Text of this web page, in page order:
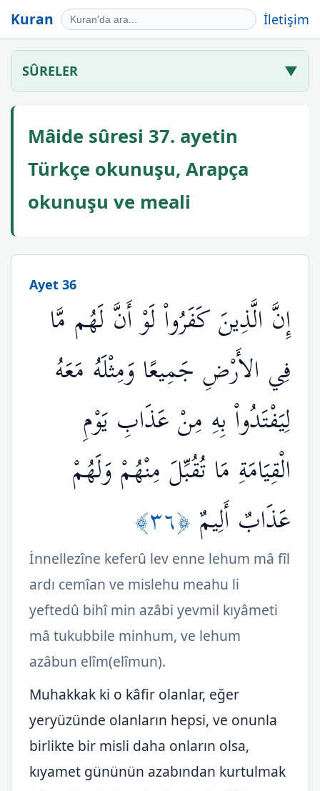
Kuran İletişim
SÛRELER ▼
Mâide sûresi 37. ayetin
Türkçe okunuşu, Arapça
okunuşu ve meali
Ayet 36
إِنَّ الَّذِينَ كَفَرُواْ لَوْ أَنَّ لَهُم مَّا
فِي الأَرْضِ جَمِيعًا وَمِثْلَهُ مَعَهُ
لِيَفْتَدُواْ بِهِ مِنْ عَذَابِ يَوْمِ
الْقِيَامَةِ مَا تُقُبِّلَ مِنْهُمْ وَلَهُمْ
عَذَابٌ أَلِيمٌ ﴿٣٦﴾
İnnellezîne keferû lev enne lehum mâ fîl
ardı cemîan ve mislehu meahu li
yeftedû bihî min azâbi yevmil kıyâmeti
mâ tukubbile minhum, ve lehum
azâbun elîm(elîmun).
Muhakkak ki o kâfir olanlar, eğer
yeryüzünde olanların hepsi, ve onunla
birlikte bir misli daha onların olsa,
kıyamet gününün azabından kurtulmak